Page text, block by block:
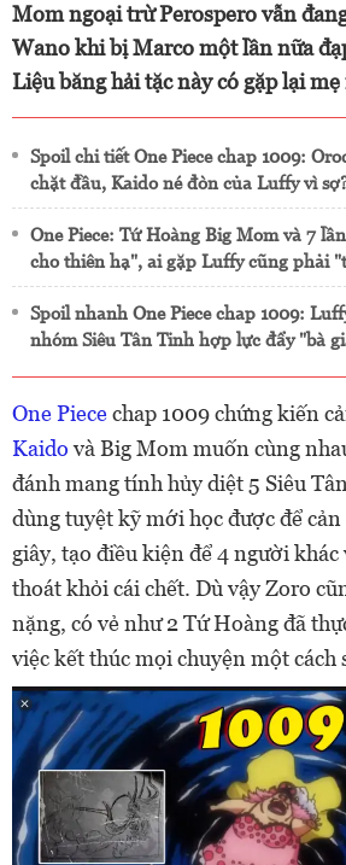
Mom ngoại trừ Perospero vẫn
Wano khi bị Marco một lần nữa
Liệu băng hải tặc này có gặp lại
Spoil chi tiết One Piece chap 1009:
chặt đầu, Kaido né đòn của Luffy vì
One Piece: Tứ Hoàng Big Mom và 7
cho thiên hạ", ai gặp Luffy cũng phải
Spoil nhanh One Piece chap 1009:
nhóm Siêu Tân Tinh hợp lực đẩy "bà
One Piecechap 1009 chứng kiến
Kaidovà Big Mom muốn cùng
đánh mang tính hủy diệt 5 Siêu
dùng tuyệt kỹ mới học được để cản
giây, tạo điều kiện để 4 người
thoát khỏi cái chết. Dù vậy Zoro
nặng, có vẻ như 2 Tứ Hoàng đã
việc kết thúc mọi chuyện một cách